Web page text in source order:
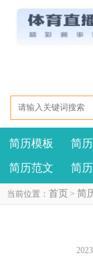
简历模板 简
简历范文 简
当前位置： 首页 > 简